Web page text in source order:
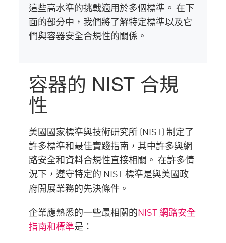
這些高水準的挑戰適用於多個標準。 在下
面的部分中，我們將了解特定標準以及它
們與容器安全合規性的關係。
容器的 NIST 合規
性
美國國家標準與技術研究所 (NIST) 制定了
許多標準和最佳實踐指南，其中許多與網
路安全和資料合規性直接相關。 在許多情
況下，遵守特定的 NIST 標準是與美國政
府開展業務的先決條件。
企業應熟悉的一些最相關的NIST 網路安全
指南和標準是：